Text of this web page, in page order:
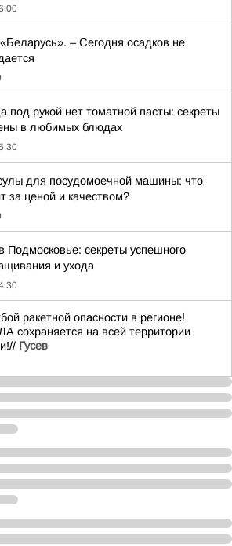
– Сегодня осадков не
под рукой нет томатной пасты: секреты
в любимых блюдах
для посудомоечной машины: что
за ценой и качеством?
Подмосковье: секреты успешного
и ухода
ракетной опасности в регионе!
сохраняется на всей территории
Гусев